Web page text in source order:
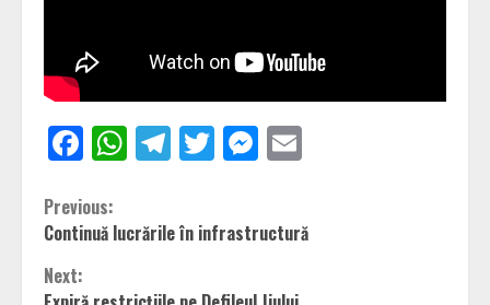
Facebook
WhatsApp
Telegram
TwitterMessenger
Continue
Reading
Previous:
Continuă lucrările în infrastructură
Next: